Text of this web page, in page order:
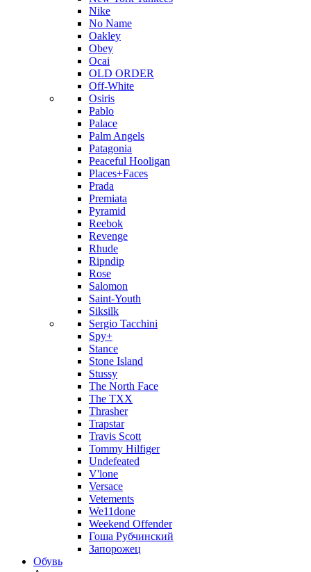
Nike
No Name
Oakley
Obey
Ocai
OLD ORDER
Off-White
Osiris
Pablo
Palace
Palm Angels
Patagonia
Peaceful Hooligan
Places+Faces
Prada
Premiata
Pyramid
Reebok
Revenge
Rhude
Ripndip
Rose
Salomon
Saint-Youth
Siksilk
Sergio Tacchini
Spy+
Stance
Stone Island
Stussy
The North Face
The TXX
Thrasher
Trapstar
Travis Scott
Tommy Hilfiger
Undefeated
V'lone
Versace
Vetements
We11done
Weekend Offender
Гоша Рубчинский
Запорожец
Обувь